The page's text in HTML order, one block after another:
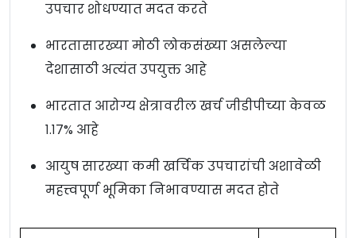
उपचार शोधण्यात मदत करते
भारतासारख्या मोठी लोकसंख्या असलेल्या
देशासाठी अत्यंत उपयुक्त आहे
भारतात आरोग्य क्षेत्रावरील खर्च जीडीपीच्या केवळ
१.१७% आहे
आयुष सारख्या कमी खर्चिक उपचारांची अशावेळी
महत्त्वपूर्ण भूमिका निभावण्यास मदत होते